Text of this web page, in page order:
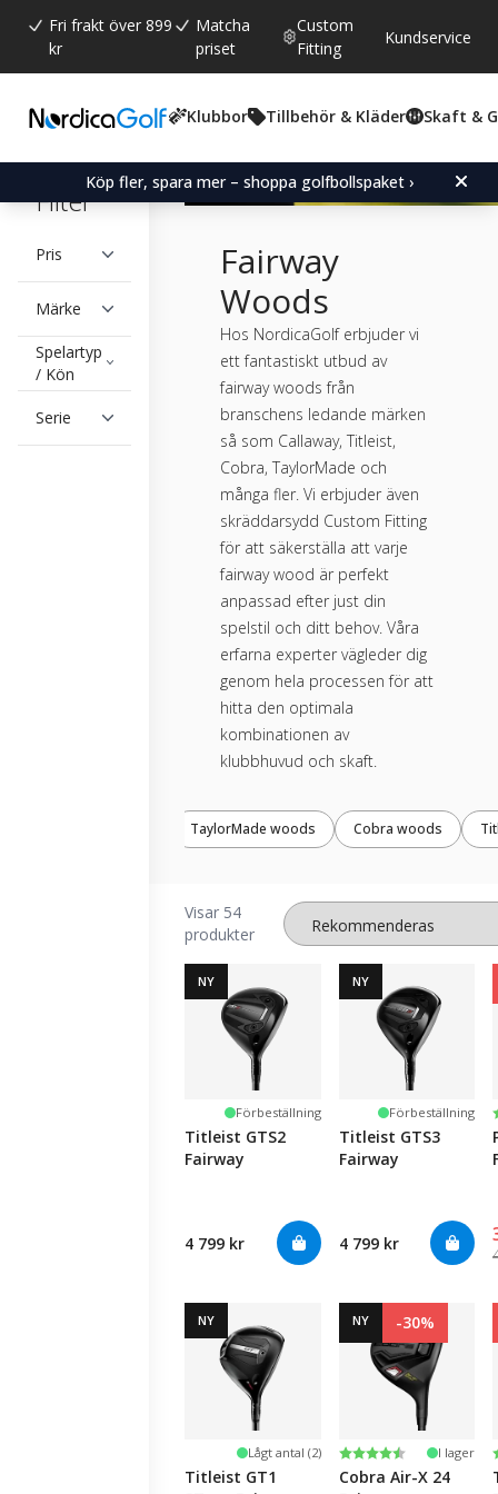
Fri frakt över 899
kr
Matcha
priset
Custom
Fitting
Kundservice
Klubbor Tillbehör & Kläder Skaft &
Köp fler, spara mer – shoppa golfbollspaket ›
Filter
Pris
Märke
Spelartyp
/ Kön
Serie
Fairway
Woods
Hos NordicaGolf erbjuder vi
ett fantastiskt utbud av
fairway woods från
branschens ledande märken
så som Callaway, Titleist,
Cobra, TaylorMade och
många fler. Vi erbjuder även
skräddarsydd Custom Fitting
för att säkerställa att varje
fairway wood är perfekt
anpassad efter just din
spelstil och ditt behov. Våra
erfarna experter vägleder dig
genom hela processen för att
hitta den optimala
kombinationen av
klubbhuvud och skaft.
TaylorMade woods Cobra woods
Visar 54
produkter
NY
Förbeställning
Titleist GTS2
Fairway
4 799 kr
NY
Förbeställning
Titleist GTS3
Fairway
4 799 kr
NY
Lågt antal (2)
Titleist GT1
NY -30%
Betyg:
4.2 utav 5 stjärnor
I lager
Cobra Air-X 24